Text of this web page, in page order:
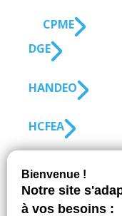
CPME
DGE
HANDEO
HCFEA